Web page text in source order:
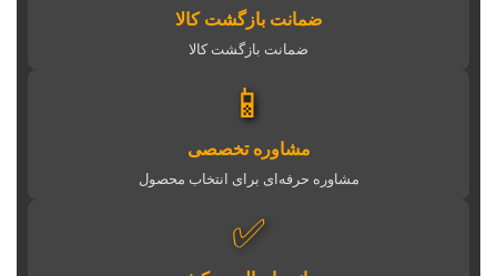
ضمانت بازگشت کالا
ضمانت بازگشت کالا
📱
مشاوره تخصصی
مشاوره حرفه‌ای برای انتخاب محصول
✅